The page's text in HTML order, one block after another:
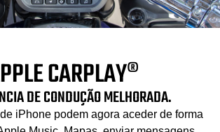
CARPLAY®
DE CONDUÇÃO MELHORADA.
iPhone podem agora aceder de forma